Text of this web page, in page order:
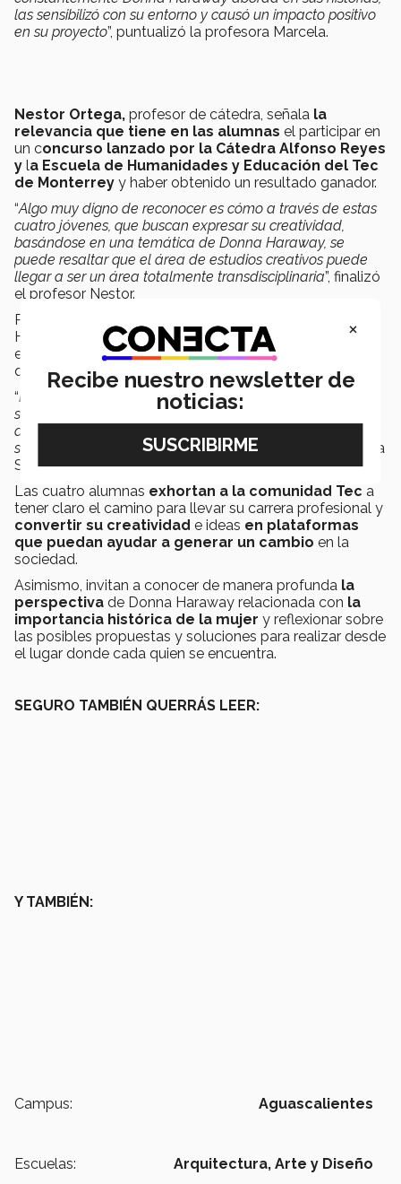
las sensibilizó con su entorno y causó un impacto positivo
en su proyecto”, puntualizó la profesora Marcela.
Nestor Ortega, profesor de cátedra, señala la
relevancia que tiene en las alumnas el participar en
un concurso lanzado por la Cátedra Alfonso Reyes
y la Escuela de Humanidades y Educación del Tec
de Monterrey y haber obtenido un resultado ganador.
“Algo muy digno de reconocer es cómo a través de estas
cuatro jóvenes, que buscan expresar su creatividad,
basándose en una temática de Donna Haraway, se
puede resaltar que el área de estudios creativos puede
llegar a ser un área totalmente transdisciplinaria”, finalizó
el profesor Nestor.
Para
Humanidades y Educación en campus Aguascalientes,
este tipo de
proyectosdan a conocerel potencial
que
las y los estudiantes
“El desarrollo de este tipo de habilidades en las alumnas,
sumadas a la pasión y el detalle con el que se
desenvuelven en estas áreas, definitivamente enriquecen
su formación académica por completo''
, comentó Vanesa
Serrano.
Las cuatro alumnas exhortan a la comunidad Tec a
tener claro el camino para llevar su carrera profesional y
convertir su creatividad e ideas en plataformas
que puedan ayudar a generar un cambio en la
sociedad.
Asimismo, invitan a conocer de manera profunda la
perspectiva de Donna Haraway relacionada con la
importancia histórica de la mujer y reflexionar sobre
las posibles propuestas y soluciones para realizar desde
el lugar donde cada quien se encuentra.
SEGURO TAMBIÉN QUERRÁS LEER:
Y TAMBIÉN:
Campus: Aguascalientes
Escuelas: Arquitectura, Arte y Diseño
×
Recibe nuestro newsletter de
noticias: